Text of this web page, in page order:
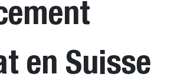
en Suisse